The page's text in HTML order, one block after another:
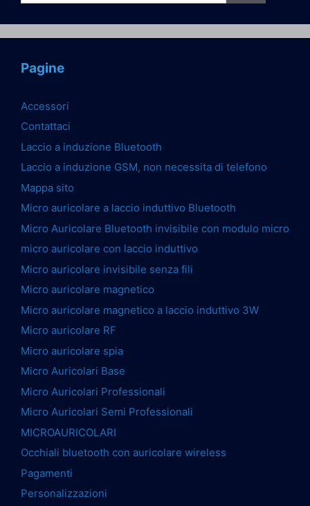
Pagine
Accessori
Contattaci
Laccio a induzione Bluetooth
Laccio a induzione GSM, non necessita di telefono
Mappa sito
Micro auricolare a laccio induttivo Bluetooth
Micro Auricolare Bluetooth invisibile con modulo micro
micro auricolare con laccio induttivo
Micro auricolare invisibile senza fili
Micro auricolare magnetico
Micro auricolare magnetico a laccio induttivo 3W
Micro auricolare RF
Micro auricolare spia
Micro Auricolari Base
Micro Auricolari Professionali
Micro Auricolari Semi Professionali
MICROAURICOLARI
Occhiali bluetooth con auricolare wireless
Pagamenti
Personalizzazioni